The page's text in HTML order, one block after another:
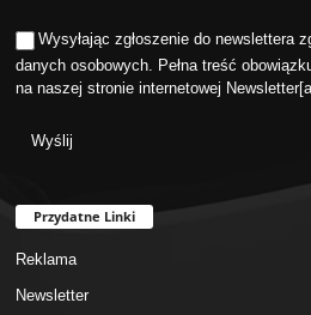
Wysyłając zgłoszenie do newslettera
danych osobowych. Pełna treść
na naszej stronie internetowej Newsletter
Przydatne Linki
Reklama
Newsletter